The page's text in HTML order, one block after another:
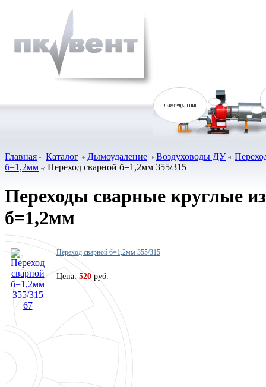
Главная Каталог Дымоудаление Воздуховоды ДУ
б=1,2мм
Переход сварной б=1,2мм 355/315
Переходы сварные круглые
б=1,2мм
Переход сварной б=1,2мм 355/315
Цена: 520 руб.